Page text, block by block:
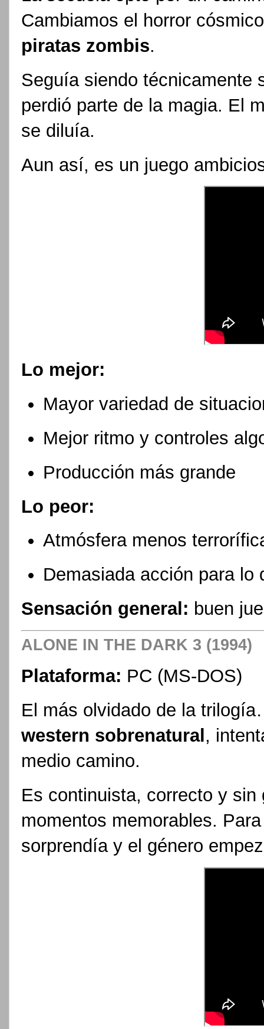
Cambiamos el horror
piratas zombis.
Seguía siendo técnicamente
perdió parte de la magia. El
se diluía.
Aun así, es un juego
Lo mejor:
Mayor variedad de
Mejor ritmo y controles
Producción más grande
Lo peor:
Atmósfera menos
Demasiada acción para lo
Sensación general: buen
ALONE IN THE DARK 3 (1994)
Plataforma: PC (MS-DOS)
El más olvidado de la
western sobrenatural ,
medio camino.
Es continuista, correcto y
momentos memorables.
sorprendía y el género